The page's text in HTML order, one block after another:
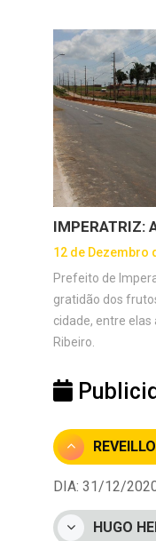
IMPERATRIZ:
12 de Dezembro
Prefeito de
gratidão dos
cidade, entre elas
Ribeiro.
DIA: 31/12/
HUGO